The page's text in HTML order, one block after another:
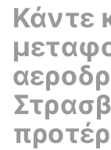
Κάντε